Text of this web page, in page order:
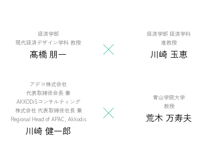
アデコ株式会社
代表取締役会長 兼
AKKODiSコンサルティング
株式会社 代表取締役社長 兼
Regional Head of APAC, Akkodis
川崎 健一郎
経済学部
現代経済デザイン学科 教授
髙橋 朋一
経済学部 経済学科
准教授
川崎 玉恵
青山学院大学
教授
荒木 万寿夫